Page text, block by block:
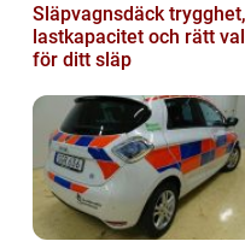
Släpvagnsdäck trygghet,
lastkapacitet och rätt val
för ditt släp